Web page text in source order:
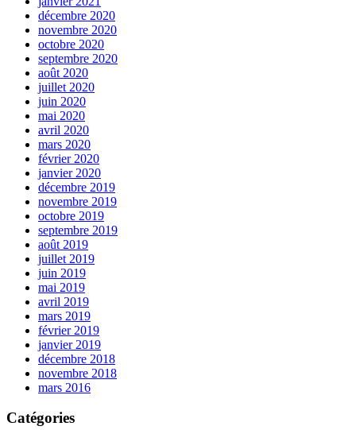
décembre 2020
novembre 2020
octobre 2020
septembre 2020
août 2020
juillet 2020
juin 2020
mai 2020
avril 2020
mars 2020
février 2020
janvier 2020
décembre 2019
novembre 2019
octobre 2019
septembre 2019
août 2019
juillet 2019
juin 2019
mai 2019
avril 2019
mars 2019
février 2019
janvier 2019
décembre 2018
novembre 2018
mars 2016
Catégories